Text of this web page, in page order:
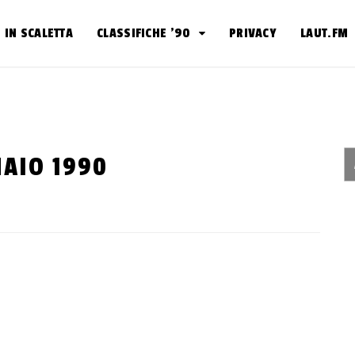
IN SCALETTA CLASSIFICHE ’90 PRIVACY LAUT.FM
1990